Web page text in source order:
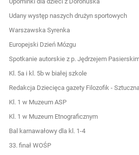
Udany występ naszych drużyn sportowych
Warszawska Syrenka
Europejski Dzień Mózgu
Spotkanie autorskie z p. Jędrzejem
Kl. 5a i kl. 5b w białej szkole
Redakcja Dziecięca gazety Filozofik -
Kl. 1 w Muzeum ASP
Kl. 1 w Muzeum Etnograficznym
Bal karnawałowy dla kl. 1-4
33. finał WOŚP